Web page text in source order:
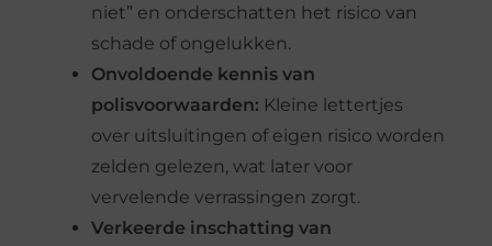
niet” en onderschatten het risico van
schade of ongelukken.
Onvoldoende kennis van
polisvoorwaarden: Kleine lettertjes
over uitsluitingen of eigen risico worden
zelden gelezen, wat later voor
vervelende verrassingen zorgt.
Verkeerde inschatting van